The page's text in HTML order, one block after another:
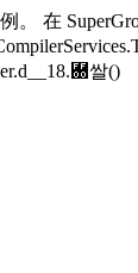
在
d__18.＀쌀()